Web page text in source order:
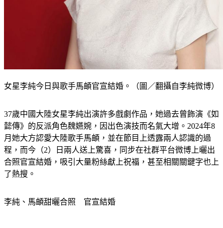
懿傳》的反派角色魏嬿婉，因出色演技而名氣大增。2024年8
月她大方認愛大陸歌手馬頔，並在節目上透露兩人認識的過
程，而今（2）日兩人送上驚喜，同步在社群平台微博上曬出
合照官宣結婚，吸引大量粉絲獻上祝福，甚至相關關鍵字也上
了熱搜。